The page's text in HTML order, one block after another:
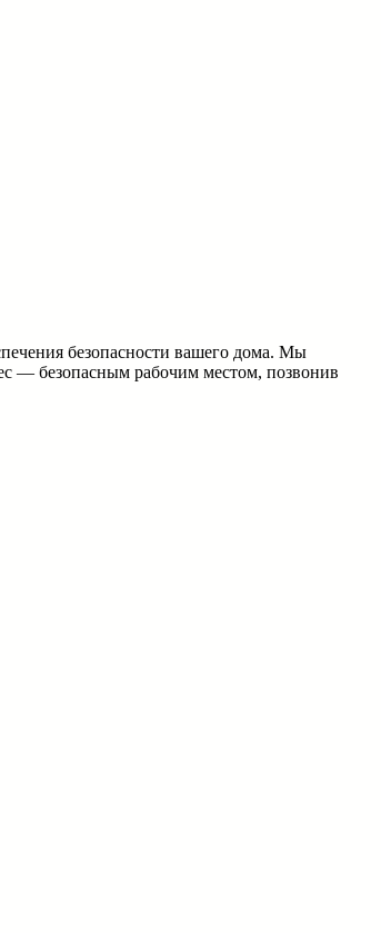
безопасности вашего дома. Мы
— безопасным рабочим местом, позвонив